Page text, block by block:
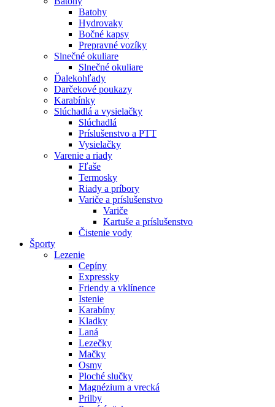
Batohy
Hydrovaky
Bočné kapsy
Prepravné vozíky
Slnečné okuliare
Slnečné okuliare
Ďalekohľady
Darčekové poukazy
Karabínky
Slúchadlá a vysielačky
Slúchadlá
Príslušenstvo a PTT
Vysielačky
Varenie a riady
Fľaše
Termosky
Riady a príbory
Variče a príslušenstvo
Variče
Kartuše a príslušenstvo
Čistenie vody
Športy
Lezenie
Cepíny
Expressky
Friendy a vklínence
Istenie
Karabíny
Kladky
Laná
Lezečky
Mačky
Osmy
Ploché slučky
Magnézium a vrecká
Prilby